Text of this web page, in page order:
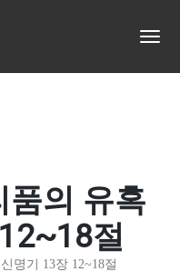
품의 유혹
절
명기 13장 12~18절